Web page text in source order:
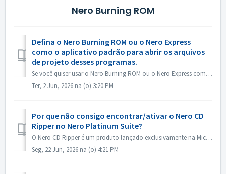
Nero Burning ROM
Defina o Nero Burning ROM ou o Nero Express
como o aplicativo padrão para abrir os arquivos
de projeto desses programas.
Se você quiser usar o Nero Burning ROM ou o Nero Express como o aplicativo padrão para abrir arquivos de projeto do Nero Burning ROM ou projetos do Nero Exp...
Ter, 2 Jun, 2026 na (o) 3:20 PM
Por que não consigo encontrar/ativar o Nero CD
Ripper no Nero Platinum Suite?
O Nero CD Ripper é um produto lançado exclusivamente na Microsoft Store (https://apps.microsoft.com/detail/9NSNQ0CPD06G) e não está incluído no Nero Platinu...
Seg, 22 Jun, 2026 na (o) 4:21 PM